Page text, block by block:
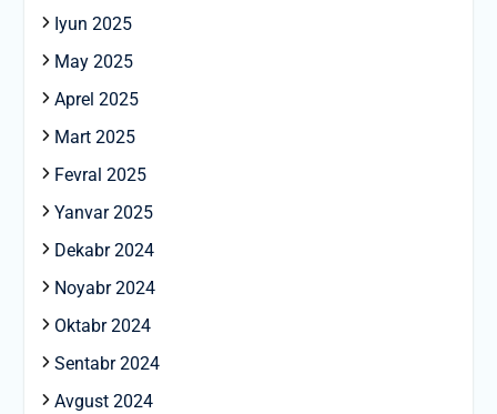
Iyun 2025
May 2025
Aprel 2025
Mart 2025
Fevral 2025
Yanvar 2025
Dekabr 2024
Noyabr 2024
Oktabr 2024
Sentabr 2024
Avgust 2024